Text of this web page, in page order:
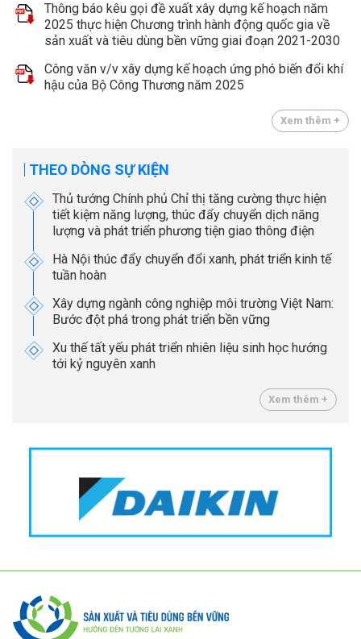
Thông báo kêu gọi đề xuất xây dựng kế hoạch năm
2025 thực hiện Chương trình hành động quốc gia về
sản xuất và tiêu dùng bền vững giai đoạn 2021-2030
Công văn v/v xây dựng kế hoạch ứng phó biến đổi khí
hậu của Bộ Công Thương năm 2025
Xem thêm +
THEO DÒNG SỰ KIỆN
Thủ tướng Chính phủ Chỉ thị tăng cường thực hiện
tiết kiệm năng lượng, thúc đẩy chuyển dịch năng
lượng và phát triển phương tiện giao thông điện
Hà Nội thúc đẩy chuyển đổi xanh, phát triển kinh tế
tuần hoàn
Xây dựng ngành công nghiệp môi trường Việt Nam:
Bước đột phá trong phát triển bền vững
Xu thế tất yếu phát triển nhiên liệu sinh học hướng
tới kỷ nguyên xanh
Xem thêm +